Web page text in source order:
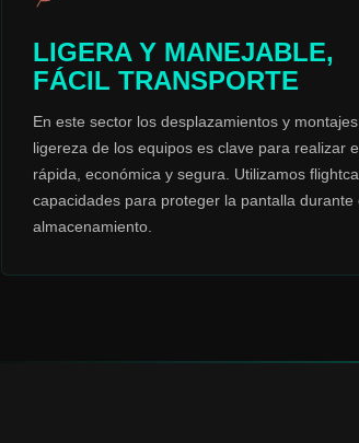
LIGERA Y MANEJABLE,
FÁCIL TRANSPORTE
En este sector los desplazamientos y
ligereza de los equipos es clave para realizar
rápida, económica y segura. Utilizamos
capacidades para proteger la pantalla durante
almacenamiento.